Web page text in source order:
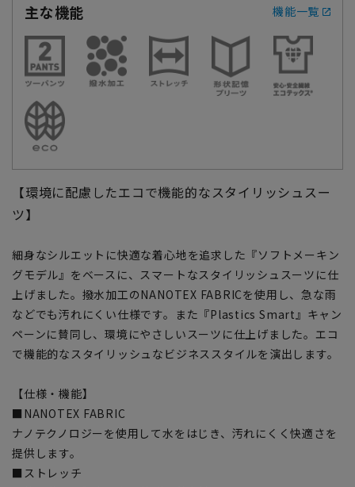
主な機能 機能一覧
【環境に配慮したエコで機能的なスタイリッシュスー
ツ】
細身なシルエットに快適な着心地を追求した『ソフトメーキン
グモデル』をベースに、スマートなスタイリッシュスーツに仕
上げました。撥水加工のNANOTEX FABRICを使用し、急な雨
などでも汚れにくい仕様です。また『Plastics Smart』キャン
ペーンに賛同し、環境にやさしいスーツに仕上げました。エコ
で機能的なスタイリッシュなビジネススタイルを演出します。
【仕様・機能】
■NANOTEX FABRIC
ナノテクノロジーを使用して水をはじき、汚れにくく快適さを
提供します。
■ストレッチ